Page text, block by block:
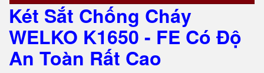
Két Sắt Chống Cháy
WELKO K1650 - FE Có Độ
An Toàn Rất Cao